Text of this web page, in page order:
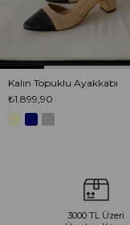
Kalın Topuklu Ayakkabı
₺1.899,90
3000 TL Üzeri